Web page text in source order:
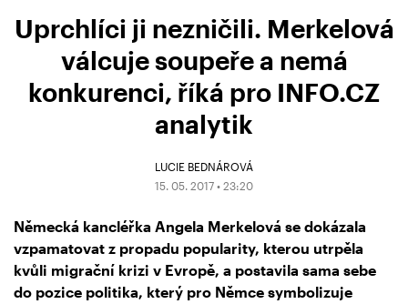
Uprchlíci ji nezničili. Merkelová
válcuje soupeře a nemá
konkurenci, říká pro INFO.CZ
analytik
LUCIE BEDNÁROVÁ
15. 05. 2017 • 23:20
Německá kancléřka Angela Merkelová se dokázala
vzpamatovat z propadu popularity, kterou utrpěla
kvůli migrační krizi v Evropě, a postavila sama sebe
do pozice politika, který pro Němce symbolizuje